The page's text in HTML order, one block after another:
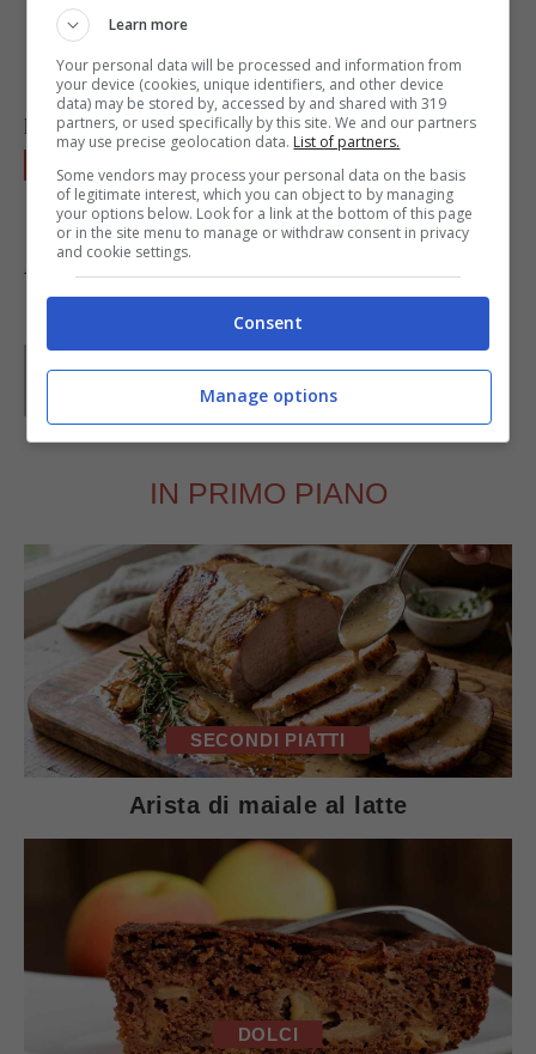
piatto da portata, decorando con la
monpariglia o i confettini colorati
puoi decorarli anche con della frutta candita
Gustateli subito, ma sono ancora meglio il
giorno dopo.
Foto daWalter Ricciardi
Parole diGIeGI
GIeGI è stata collaboratrice di Buttalapasta dal 2008 al
2013, spaziando tra tutte le tipologie di ricette, con un
occhio di riguardo a quelle della tradizione regionale.
IN PRIMO PIANO
SECONDI PIATTI
Arista di maiale al latte
DOLCI
Learn more
Your personal data will be processed and information from
your device (cookies, unique identifiers, and other device
data) may be stored by, accessed by and shared with 319
partners, or used specifically by this site. We and our partners
may use precise geolocation data. List of partners.
Some vendors may process your personal data on the basis
of legitimate interest, which you can object to by managing
your options below. Look for a link at the bottom of this page
or in the site menu to manage or withdraw consent in privacy
and cookie settings.
Consent
Manage options